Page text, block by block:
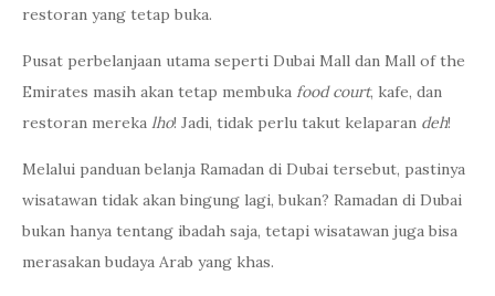
restoran yang tetap buka.
Pusat perbelanjaan utama seperti Dubai Mall dan Mall of the
Emirates masih akan tetap membuka food court, kafe, dan
restoran mereka lho! Jadi, tidak perlu takut kelaparan deh!
Melalui panduan belanja Ramadan di Dubai tersebut, pastinya
wisatawan tidak akan bingung lagi, bukan? Ramadan di Dubai
bukan hanya tentang ibadah saja, tetapi wisatawan juga bisa
merasakan budaya Arab yang khas.